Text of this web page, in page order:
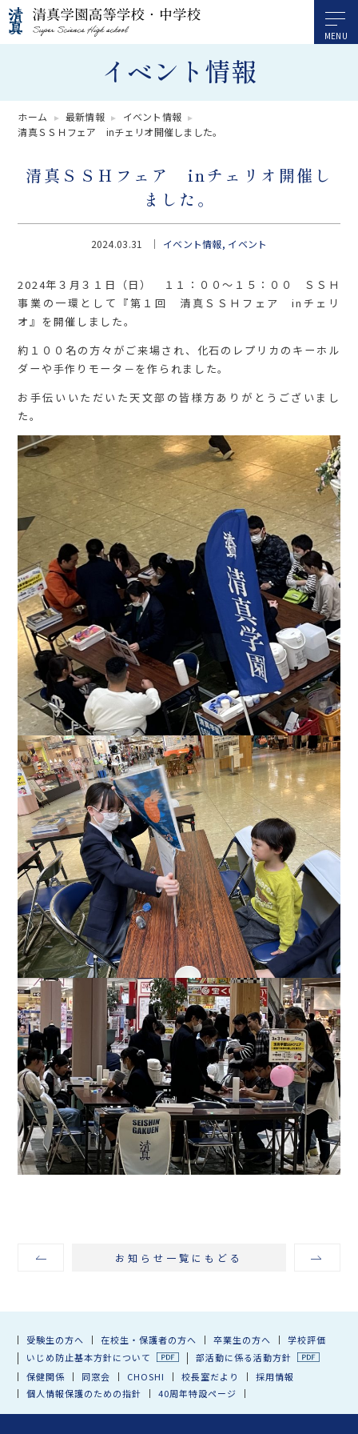
イベント情報
ホーム 最新情報
イベント情報
清真ＳＳＨフェア inチェリオ開催しました。
清真ＳＳＨフェア inチェリオ開催し
ました。
2024.03.31 イベント情報 イベント
2024年３月３１日（日） １１：００～１５：００ ＳＳＨ
事業の一環として『第１回 清真ＳＳＨフェア inチェリ
オ』を開催しました。
約１００名の方々がご来場され、化石のレプリカのキーホル
ダーや手作りモータ－を作られました。
お手伝いいただいた天文部の皆様方ありがとうございまし
た。
お知らせ一覧にもどる
受験生の方へ 在校生・保護者の方へ 卒業生の方へ
学校評価
いじめ防止基本方針について
部活動に係る活動方針
保健関係
同窓会 CHOSHI 校長室だより
採用情報
個人情報保護のための指針
40周年特設ページ